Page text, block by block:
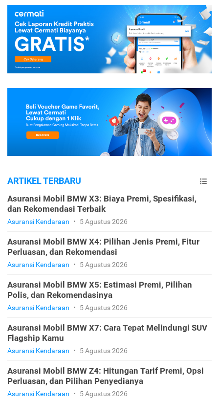
ARTIKEL TERBARU
Asuransi Mobil BMW X3: Biaya Premi, Spesifikasi,
dan Rekomendasi Terbaik
Asuransi Kendaraan • 5 Agustus 2026
Asuransi Mobil BMW X4: Pilihan Jenis Premi, Fitur
Perluasan, dan Rekomendasi
Asuransi Kendaraan • 5 Agustus 2026
Asuransi Mobil BMW X5: Estimasi Premi, Pilihan
Polis, dan Rekomendasinya
Asuransi Kendaraan • 5 Agustus 2026
Asuransi Mobil BMW X7: Cara Tepat Melindungi SUV
Flagship Kamu
Asuransi Kendaraan • 5 Agustus 2026
Asuransi Mobil BMW Z4: Hitungan Tarif Premi, Opsi
Perluasan, dan Pilihan Penyedianya
Asuransi Kendaraan • 5 Agustus 2026